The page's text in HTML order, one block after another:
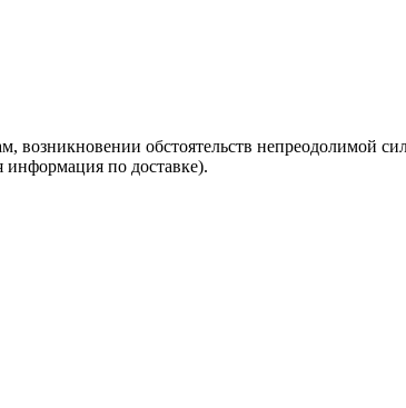
обстоятельств непреодолимой
информация по доставке).